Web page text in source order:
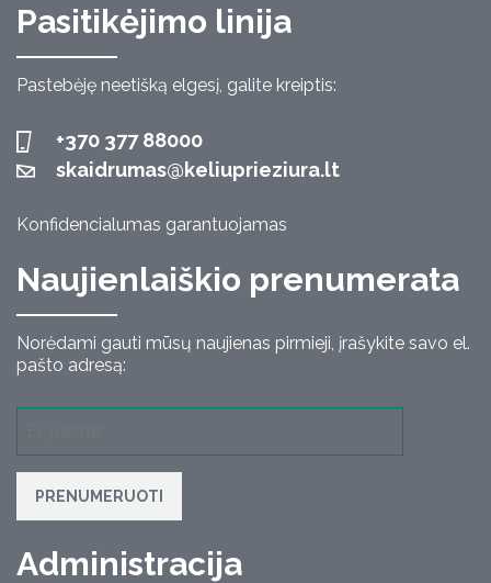
Pasitikėjimo linija
Pastebėję neetišką elgesį, galite kreiptis:
+370 377 88000
skaidrumas@keliuprieziura.lt
Konfidencialumas garantuojamas
Naujienlaiškio prenumerata
Norėdami gauti mūsų naujienas pirmieji, įrašykite savo el.
pašto adresą:
PRENUMERUOTI
Administracija